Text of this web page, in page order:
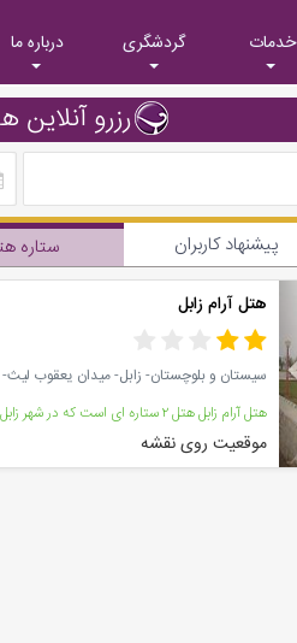
خدمات گردشگری درباره ما
رزرو
پیشنهاد کاربران ستاره
Previous
هتل آرام زابل
سیستان و بلوچستان- زابل- میدان یعقوب لیث-
موقعیت روی نقشه